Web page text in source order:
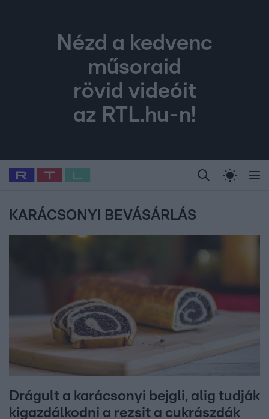
Nézd a kedvenc
műsoraid
rövid videóit
az RTL.hu-n!
Legfrissebb RTL Híradó Randi Celeb vagyok,
Babits Marcella Most Wanted Gallusz
KARÁCSONYI BEVÁSÁRLÁS
Drágult a karácsonyi bejgli, alig tudják
kigazdálkodni a rezsit a cukrászdák